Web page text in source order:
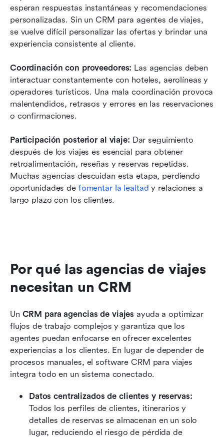
esperan respuestas instantáneas y recomendaciones
personalizadas. Sin un CRM para agentes de viajes,
se vuelve difícil personalizar las ofertas y brindar una
experiencia consistente al cliente.
Coordinación con proveedores: Las agencias deben
interactuar constantemente con hoteles, aerolíneas y
operadores turísticos. Una mala coordinación provoca
malentendidos, retrasos y errores en las reservaciones
o confirmaciones.
Participación posterior al viaje: Dar seguimiento
después de los viajes es esencial para obtener
retroalimentación, reseñas y reservas repetidas.
Muchas agencias descuidan esta etapa, perdiendo
oportunidades de fomentar la lealtad y relaciones a
largo plazo con los clientes.
Por qué las agencias de viajes
necesitan un CRM
Un CRM para agencias de viajes ayuda a optimizar
flujos de trabajo complejos y garantiza que los
agentes puedan enfocarse en ofrecer excelentes
experiencias a los clientes. En lugar de depender de
procesos manuales, el software CRM para viajes
integra todo en un sistema conectado.
Todos los perfiles de clientes, itinerarios y
detalles de reservas se almacenan en un solo
lugar, reduciendo el riesgo de pérdida de